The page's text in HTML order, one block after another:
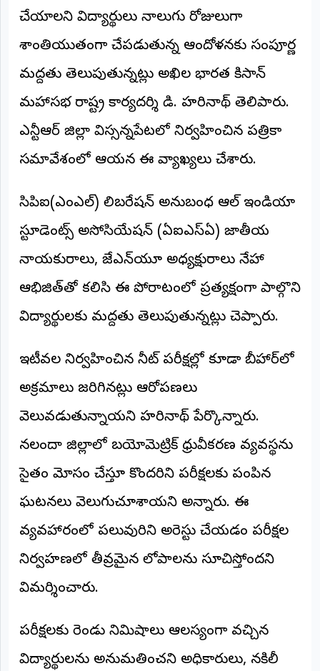
జాతీయం
ఆర్టీఐ
రిపోర్టర్స్
డెస్క్
(REPORTERS
DESK)
మా
రిపోర్టర్లు
రిపోర్టర్‌గా
చేరండి
లాగిన్
(Login)
©
2026
NTODAY
NEWS
ప్రతి
పక్షం
చేయాలని విద్యార్థులు నాలుగు రోజులుగా
శాంతియుతంగా చేపడుతున్న ఆందోళనకు సంపూర్ణ
మద్దతు తెలుపుతున్నట్లు అఖిల భారత కిసాన్
మహాసభ రాష్ట్ర కార్యదర్శి డి. హరినాథ్ తెలిపారు.
ఎన్టీఆర్ జిల్లా విస్సన్నపేటలో నిర్వహించిన పత్రికా
సమావేశంలో ఆయన ఈ వ్యాఖ్యలు చేశారు.
సిపిఐ(ఎంఎల్) లిబరేషన్ అనుబంధ ఆల్ ఇండియా
స్టూడెంట్స్ అసోసియేషన్ (ఏఐఎస్ఏ) జాతీయ
నాయకురాలు, జేఎన్‌యూ అధ్యక్షురాలు నేహా
ఆభిజిత్‌తో కలిసి ఈ పోరాటంలో ప్రత్యక్షంగా పాల్గొని
విద్యార్థులకు మద్దతు తెలుపుతున్నట్లు చెప్పారు.
ఇటీవల నిర్వహించిన నీట్ పరీక్షల్లో కూడా బీహార్‌లో
అక్రమాలు జరిగినట్లు ఆరోపణలు
వెలువడుతున్నాయని హరినాథ్ పేర్కొన్నారు.
నలందా జిల్లాలో బయోమెట్రిక్ ధ్రువీకరణ వ్యవస్థను
సైతం మోసం చేస్తూ కొందరిని పరీక్షలకు పంపిన
ఘటనలు వెలుగుచూశాయని అన్నారు. ఈ
వ్యవహారంలో పలువురిని అరెస్టు చేయడం పరీక్షల
నిర్వహణలో తీవ్రమైన లోపాలను సూచిస్తోందని
విమర్శించారు.
పరీక్షలకు రెండు నిమిషాలు ఆలస్యంగా వచ్చిన
విద్యార్థులను అనుమతించని అధికారులు, నకిలీ